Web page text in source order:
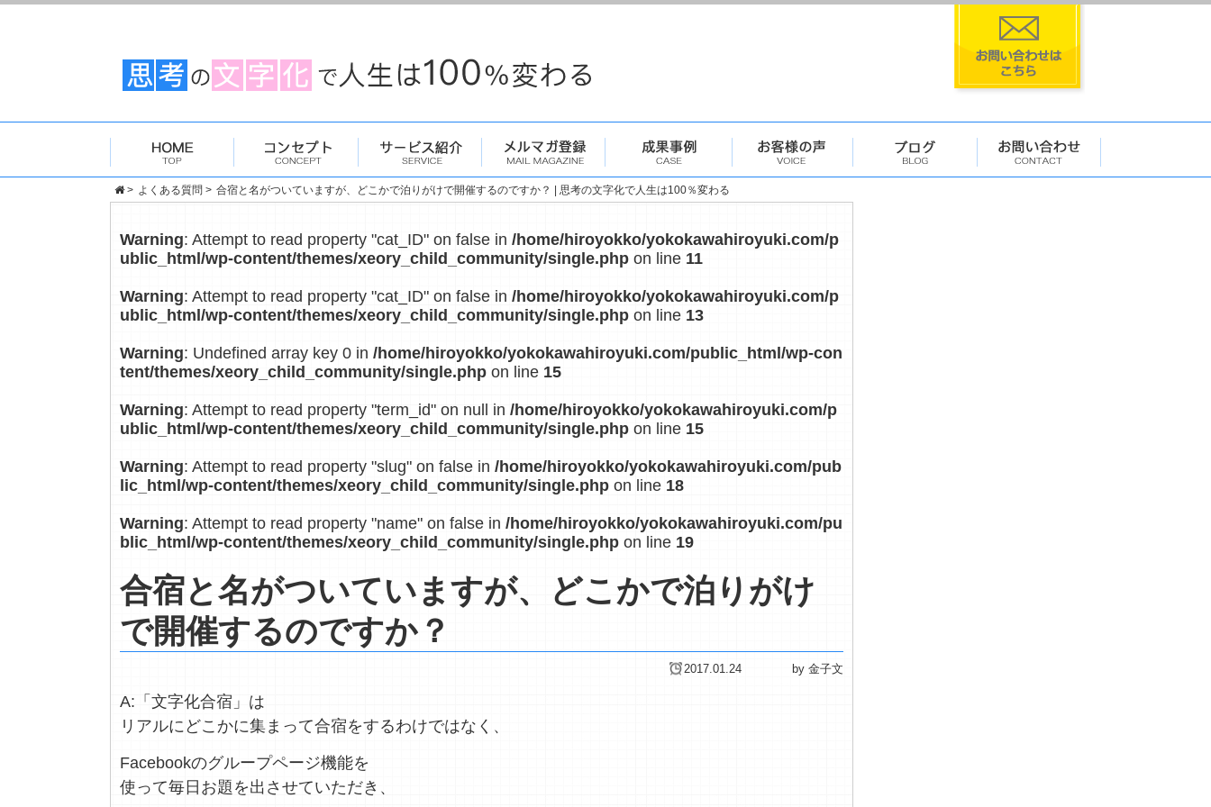
> よくある質問 > 合宿と名がついていますが、どこかで泊りがけで開催するのですか？ | 思考の文字化で人生は100％変わる
Warning: Attempt to read property "cat_ID" on false in /home/hiroyokko/yokokawahiroyuki.com/p
ublic_html/wp-content/themes/xeory_child_community/single.php on line 11
Warning: Attempt to read property "cat_ID" on false in /home/hiroyokko/yokokawahiroyuki.com/p
ublic_html/wp-content/themes/xeory_child_community/single.php on line 13
Warning: Undefined array key 0 in /home/hiroyokko/yokokawahiroyuki.com/public_html/wp-con
tent/themes/xeory_child_community/single.php on line 15
Warning: Attempt to read property "term_id" on null in /home/hiroyokko/yokokawahiroyuki.com/p
ublic_html/wp-content/themes/xeory_child_community/single.php on line 15
Warning: Attempt to read property "slug" on false in /home/hiroyokko/yokokawahiroyuki.com/pub
lic_html/wp-content/themes/xeory_child_community/single.php on line 18
Warning: Attempt to read property "name" on false in /home/hiroyokko/yokokawahiroyuki.com/pu
blic_html/wp-content/themes/xeory_child_community/single.php on line 19
合宿と名がついていますが、どこかで泊りがけ
で開催するのですか？
2017.01.24 by 金子文
A:「文字化合宿」は
リアルにどこかに集まって合宿をするわけではなく、
Facebookのグループページ機能を
使って毎日お題を出させていただき、